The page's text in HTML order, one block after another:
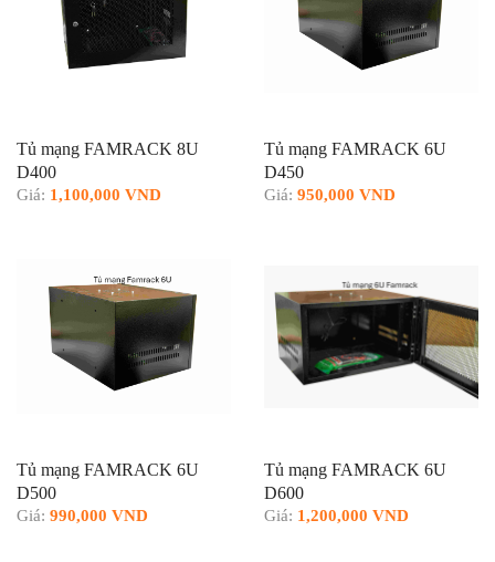
Tủ mạng FAMRACK 8U
D400
Giá: 1,100,000 VND
Tủ mạng FAMRACK 6U
D450
Giá: 950,000 VND
Tủ mạng FAMRACK 6U
D500
Giá: 990,000 VND
Tủ mạng FAMRACK 6U
D600
Giá: 1,200,000 VND